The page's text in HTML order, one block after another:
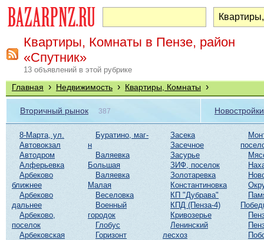
Квартиры, Комнаты в Пензе, район
«Спутник»
13 объявлений в этой рубрике
Главная › Недвижимость › Квартиры, Комнаты ›
Вторичный рынок 387 Новостройки
8-Марта, ул.
Автовокзал
Автодром
Алферьевка
Арбеково
ближнее
Арбеково
дальнее
Арбеково,
поселок
Арбековская
Буратино, маг-
н
Валяевка
Большая
Валяевка
Малая
Веселовка
Военный
городок
Глобус
Горизонт
Засека
Засечное
Засурье
ЗИФ, поселок
Золотаревка
Константиновка
КП "Дубрава"
КПД (Пенза-4)
Кривозерье
Ленинский
лесхоз